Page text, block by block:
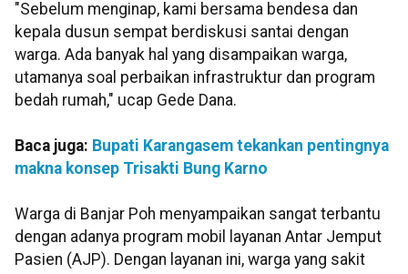
"Sebelum menginap, kami bersama bendesa dan
kepala dusun sempat berdiskusi santai dengan
warga. Ada banyak hal yang disampaikan warga,
utamanya soal perbaikan infrastruktur dan program
bedah rumah," ucap Gede Dana.
Baca juga: Bupati Karangasem tekankan pentingnya
makna konsep Trisakti Bung Karno
Warga di Banjar Poh menyampaikan sangat terbantu
dengan adanya program mobil layanan Antar Jemput
Pasien (AJP). Dengan layanan ini, warga yang sakit